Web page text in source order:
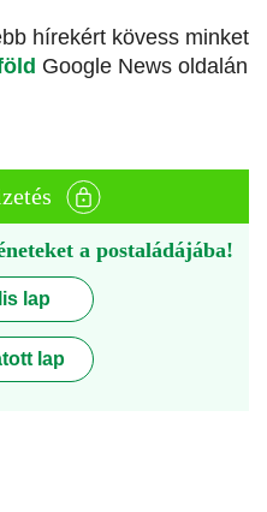
hírekért kövess minket
Google News oldalán
a postaládájába!
lap
lap